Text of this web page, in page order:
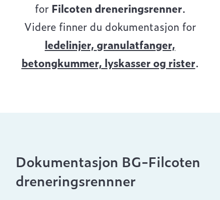
for Filcoten dreneringsrenner.
Videre finner du dokumentasjon for
ledelinjer, granulatfanger,
betongkummer, lyskasser og rister.
Dokumentasjon BG-Filcoten
dreneringsrennner